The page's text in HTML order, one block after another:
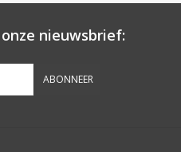
nieuwsbrief:
ABONNEER